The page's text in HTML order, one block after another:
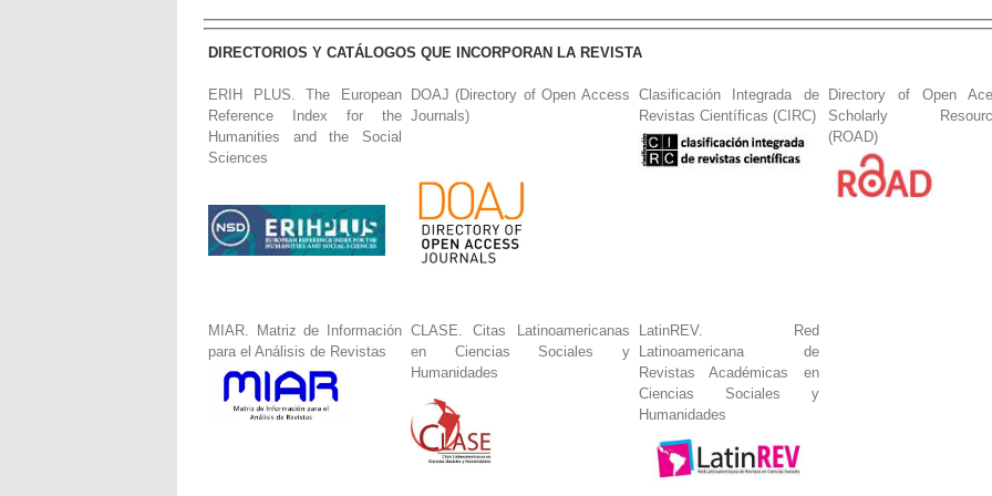
DIRECTORIOS Y CATÁLOGOS QUE INCORPORAN LA REVISTA
ERIH PLUS. The European
Reference Index for the
Humanities and the Social
Sciences
DOAJ (Directory of Open Access
Journals)
Clasificación Integrada de
Revistas Científicas (CIRC)
Directory of Open
Scholarly
(ROAD)
MIAR. Matriz de Información
para el Análisis de Revistas
CLASE. Citas Latinoamericanas
en Ciencias Sociales y
Humanidades
LatinREV. Red
Latinoamericana de
Revistas Académicas en
Ciencias Sociales y
Humanidades